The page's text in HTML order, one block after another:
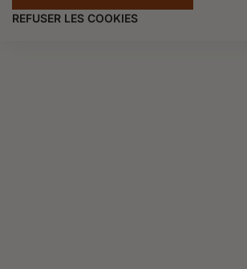
REFUSER LES COOKIES